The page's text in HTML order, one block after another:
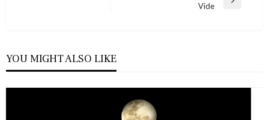
Vide
YOU MIGHT ALSO LIKE